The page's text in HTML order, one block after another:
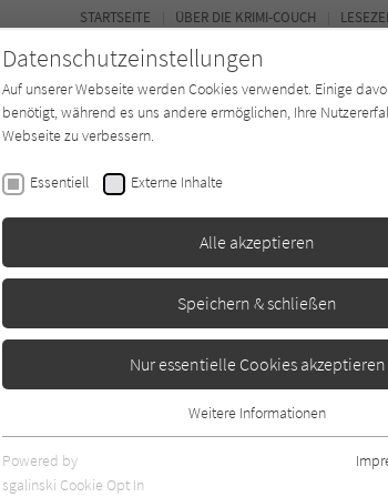
Zeit Buchtyp Autor*in
STARTSEITE ÜBER DIE KRIMI-COUCH
Datenschutzeinstellungen
Auf unserer Webseite werden Cookies verwendet. Einige
benötigt, während es uns andere ermöglichen, Ihre
Webseite zu verbessern.
Essentiell Externe Inhalte
Alle akzeptieren
Speichern & schließen
Nur essentielle Cookies akzeptieren
Essentielle Cookies werden für grundlegende Funktionen
benötigt. Dadurch ist gewährleistet, dass die Webseite
Weitere Informationen
Powered by
sgalinski Cookie Opt In